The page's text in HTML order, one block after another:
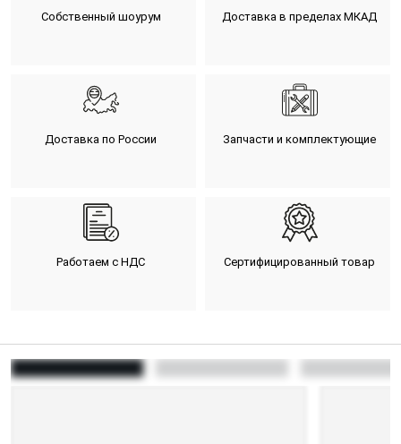
Собственный шоурум Доставка в пределах МКАД
Доставка по России Запчасти и комплектующие
Работаем с НДС Сертифицированный товар